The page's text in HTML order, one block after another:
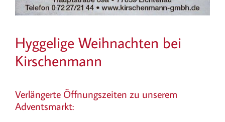
Hyggelige Weihnachten bei
Kirschenmann
Verlängerte Öffnungszeiten zu unserem
Adventsmarkt: